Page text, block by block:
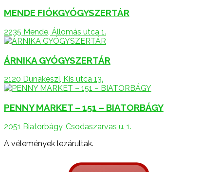
MENDE FIÓKGYÓGYSZERTÁR
2235 Mende, Állomás utca 1.
ÁRNIKA GYÓGYSZERTÁR
2120 Dunakeszi, Kis utca 13.
PENNY MARKET – 151 – BIATORBÁGY
2051 Biatorbágy, Csodaszarvas u. 1.
A vélemények lezárultak.